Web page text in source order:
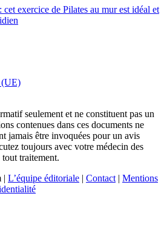
cet exercice de Pilates au mur est idéal et
(UE)
seulement et ne constituent pas un
contenues dans ces documents ne
jamais être invoquées pour un avis
toujours avec votre médecin des
tout traitement.
| L’équipe éditoriale | Contact | Mentions